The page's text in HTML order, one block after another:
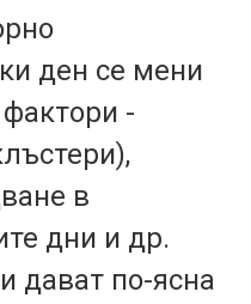
ден се мени
-
в
дни и др.
дават по-ясна